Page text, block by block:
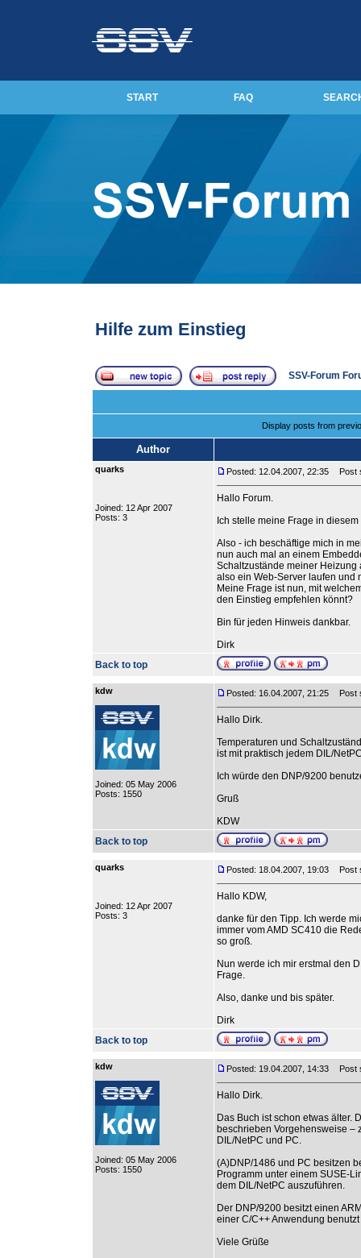
START FAQ
Hilfe zum Einstieg
SSV-Forum
Display posts from
Author
quarks
Joined: 12 Apr 2007
Posts: 3
Posted: 12.04.2007, 22:35 Post
Hallo Forum.
Ich stelle meine Frage in
Also - ich beschäftige mich in
nun auch mal an einem
Schaltzustände meiner Heizung
also ein Web-Server laufen und
Meine Frage ist nun, mit
den Einstieg empfehlen könnt?
Bin für jeden Hinweis dankbar.
Dirk
Back to top
kdw
Joined: 05 May 2006
Posts: 1550
Posted: 16.04.2007, 21:25 Post
Hallo Dirk.
Temperaturen und
ist mit praktisch jedem DIL/
Ich würde den DNP/9200
Gruß
KDW
Back to top
quarks
Joined: 12 Apr 2007
Posts: 3
Posted: 18.04.2007, 19:03 Post
Hallo KDW,
danke für den Tipp. Ich werde
immer vom AMD SC410 die
so groß.
Nun werde ich mir erstmal den
Frage.
Also, danke und bis später.
Dirk
Back to top
kdw
Joined: 05 May 2006
Posts: 1550
Posted: 19.04.2007, 14:33 Post
Hallo Dirk.
Das Buch ist schon etwas älter.
beschrieben Vorgehensweise –
DIL/NetPC und PC.
(A)DNP/1486 und PC besitzen
Programm unter einem SUSE-
dem DIL/NetPC auszuführen.
Der DNP/9200 besitzt einen
einer C/C++ Anwendung
Viele Grüße